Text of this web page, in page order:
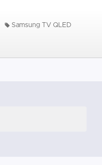
Samsung TV QLED